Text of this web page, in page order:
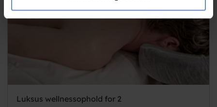
de har indsamlet fra din brug af deres tjenester.
Luksus wellnessophold for 2